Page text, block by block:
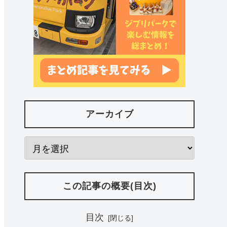
アーカイブ
この記事の概要(目次)
目次